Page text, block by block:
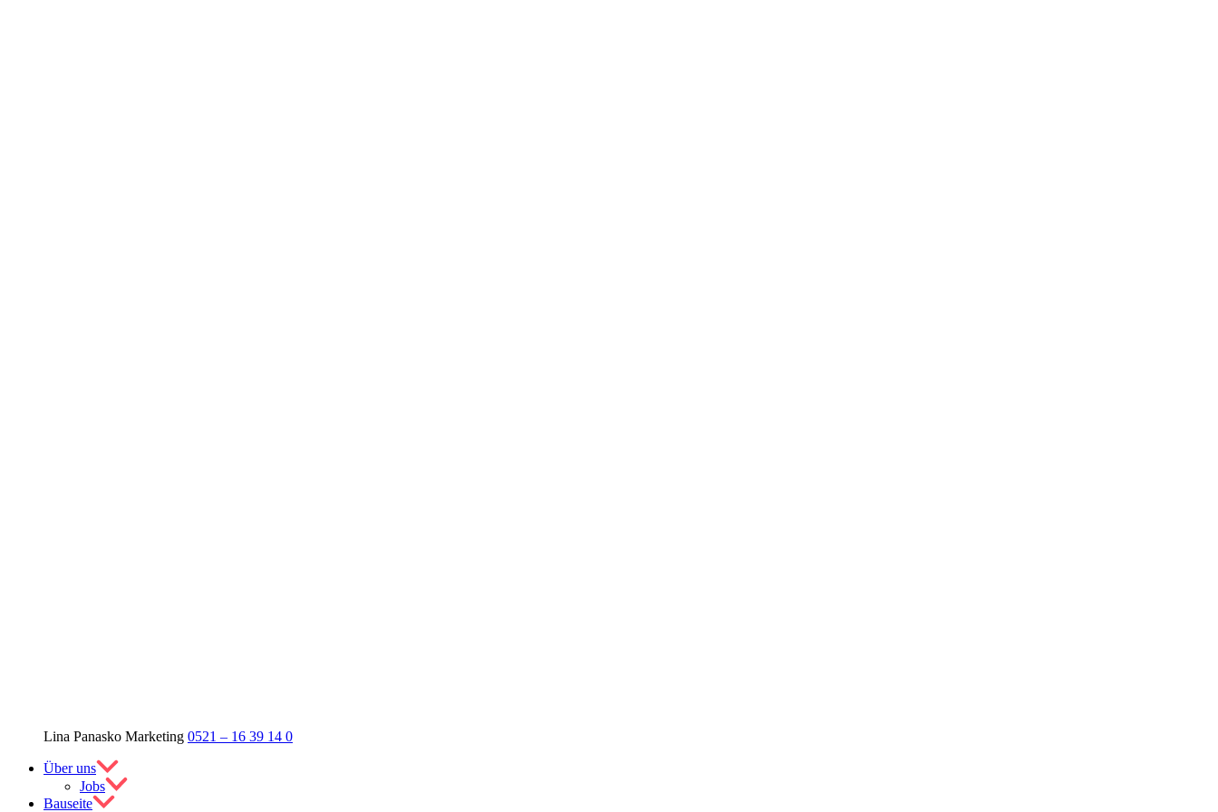
Lina Panasko Marketing 0521 – 16 39 14 0
Über uns
Jobs
Bauseite